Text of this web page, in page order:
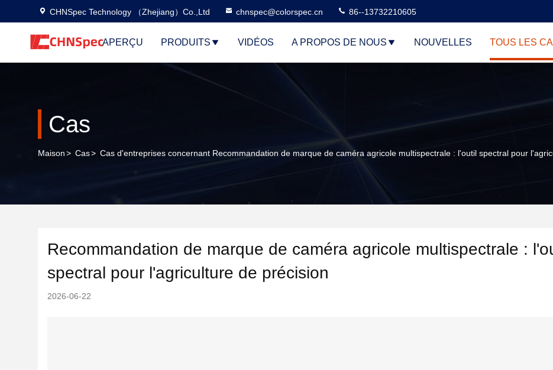
CHNSpec Technology （Zhejiang）Co.,Ltd chnspec@colorspec.cn 86--13732210605
APERÇU PRODUITS VIDÉOS A PROPOS DE NOUS NOUVELLES TOUS LES
Cas
Maison> Cas> Cas d'entreprises concernant Recommandation de marque de caméra agricole multispectrale : l'outil spectral pour
Recommandation de marque de caméra agricole multispectrale :
spectral pour l'agriculture de précision
2026-06-22